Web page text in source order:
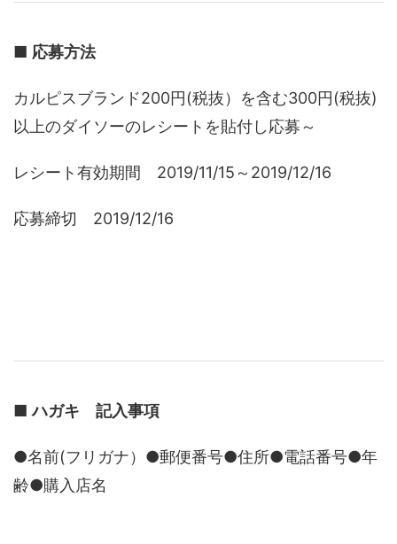
■ 応募方法
カルピスブランド200円(税抜）を含む300円(税抜)
以上のダイソーのレシートを貼付し応募～
レシート有効期間 2019/11/15～2019/12/16
応募締切 2019/12/16
■ハガキ 記入事項
●名前(フリガナ）●郵便番号●住所●電話番号●年
齢●購入店名